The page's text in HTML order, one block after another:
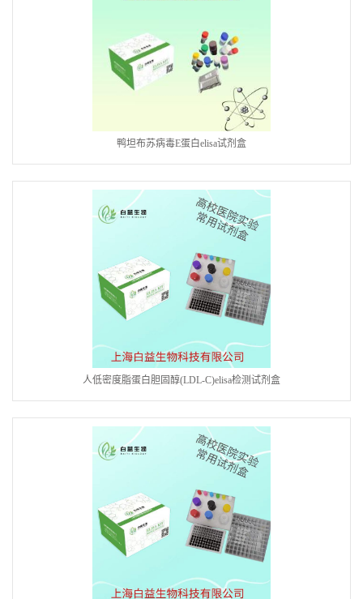
鸭坦布苏病毒E蛋白elisa试剂盒
人低密度脂蛋白胆固醇(LDL-C)elisa检测试剂盒